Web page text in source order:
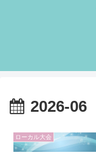
2026-06
ローカル大会